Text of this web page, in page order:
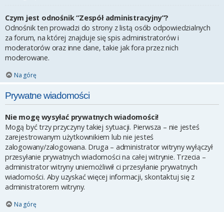
Czym jest odnośnik “Zespół administracyjny”?
Odnośnik ten prowadzi do strony z listą osób odpowiedzialnych
za forum, na której znajduje się spis administratorów i
moderatorów oraz inne dane, takie jak fora przez nich
moderowane.
Na górę
Prywatne wiadomości
Nie mogę wysyłać prywatnych wiadomości!
Mogą być trzy przyczyny takiej sytuacji. Pierwsza – nie jesteś
zarejestrowanym użytkownikiem lub nie jesteś
zalogowany/zalogowana. Druga – administrator witryny wyłączył
przesyłanie prywatnych wiadomości na całej witrynie. Trzecia –
administrator witryny uniemożliwił ci przesyłanie prywatnych
wiadomości. Aby uzyskać więcej informacji, skontaktuj się z
administratorem witryny.
Na górę